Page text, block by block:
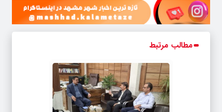
مطالب مرتبط